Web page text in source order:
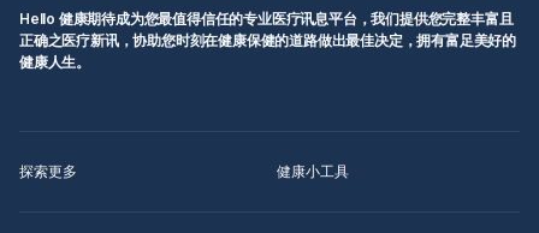
Hello 健康期待成为您最值得信任的专业医疗讯息平台，我们提供您完整丰富且
正确之医疗新讯，协助您时刻在健康保健的道路做出最佳决定，拥有富足美好的
健康人生。
探索更多 健康小工具